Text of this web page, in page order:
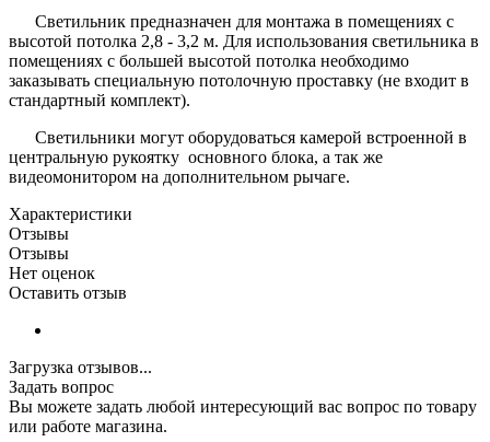
Светильник предназначен для монтажа в помещениях с
высотой потолка 2,8 - 3,2 м. Для использования светильника в
помещениях с большей высотой потолка необходимо
заказывать специальную потолочную проставку (не входит в
стандартный комплект).
Светильники могут оборудоваться камерой встроенной в
центральную рукоятку основного блока, а так же
видеомонитором на дополнительном рычаге.
Характеристики
Отзывы
Отзывы
Нет оценок
Оставить отзыв
Загрузка отзывов...
Задать вопрос
Вы можете задать любой интересующий вас вопрос по товару
или работе магазина.